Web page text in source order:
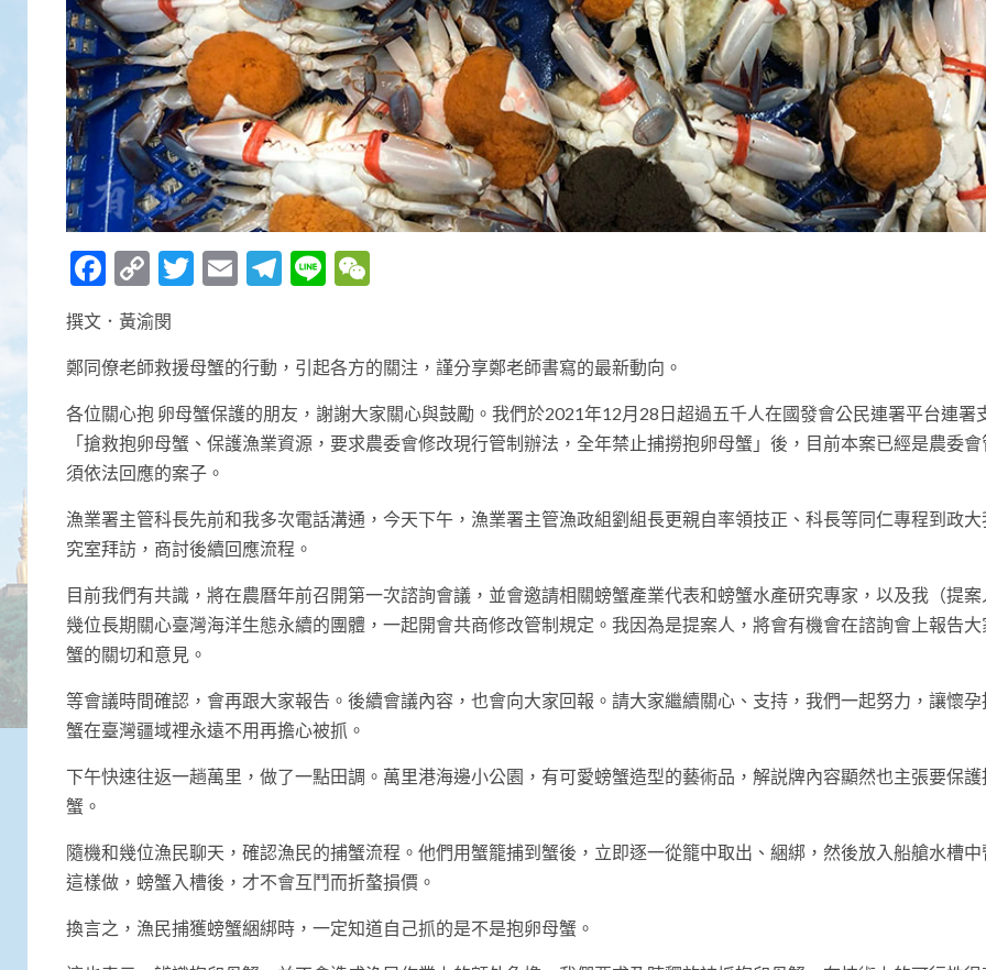
Facebook
Copy
Link
Twitter
EmailTelegram
Line
撰文．黃渝閔
鄭同僚老師救援母蟹的行動，引起各方的關注，謹分享鄭老師書寫的最新動向。
各位關心抱 卵母蟹保護的朋友，謝謝大家關心與鼓勵。我們於2021年12月28日超過五千人在國發會公民連署平台連署
「搶救抱卵母蟹、保護漁業資源，要求農委會修改現行管制辦法，全年禁止捕撈抱卵母蟹」後，目前本案已經是農委
須依法回應的案子。
漁業署主管科長先前和我多次電話溝通，今天下午，漁業署主管漁政組劉組長更親自率領技正、科長等同仁專程到政
究室拜訪，商討後續回應流程。
目前我們有共識，將在農曆年前召開第一次諮詢會議，並會邀請相關螃蟹產業代表和螃蟹水產研究專家，以及我（提
幾位長期關心臺灣海洋生態永續的團體，一起開會共商修改管制規定。我因為是提案人，將會有機會在諮詢會上報告大
蟹的關切和意見。
等會議時間確認，會再跟大家報告。後續會議內容，也會向大家回報。請大家繼續關心、支持，我們一起努力，讓懷
蟹在臺灣疆域裡永遠不用再擔心被抓。
下午快速往返一趟萬里，做了一點田調。萬里港海邊小公園，有可愛螃蟹造型的藝術品，解説牌內容顯然也主張要保
蟹。
隨機和幾位漁民聊天，確認漁民的捕蟹流程。他們用蟹籠捕到蟹後，立即逐一從籠中取出、綑綁，然後放入船艙水槽
這樣做，螃蟹入槽後，才不會互鬥而折螯損價。
換言之，漁民捕獲螃蟹綑綁時，一定知道自己抓的是不是抱卵母蟹。